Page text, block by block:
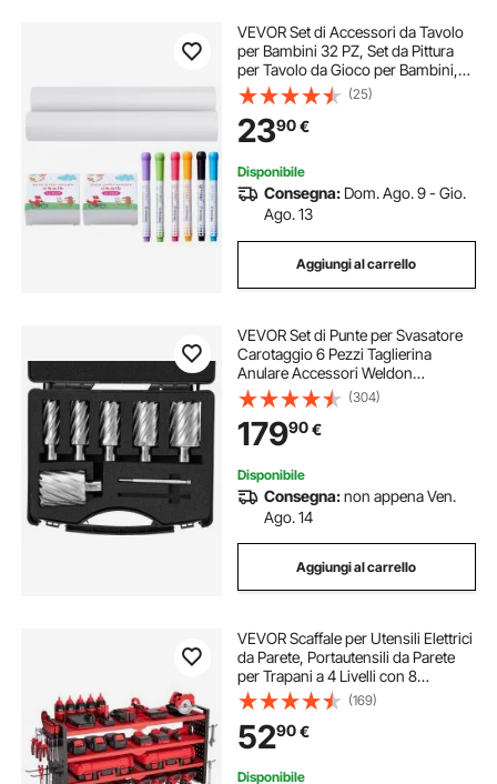
VEVOR Set di Accessori da Tavolo
per Bambini 32 PZ, Set da Pittura
per Tavolo da Gioco per Bambini,
Inclusi Gessetti, Pennarelli
Cancellabili a Secco, Rotoli di Carta,
Accessori da Pittura per Bambini
(25)
2390€
Disponibile
Consegna: Dom. Ago. 9 - Gio.
Ago. 13
Aggiungi al carrello
VEVOR Set di Punte per Svasatore
Carotaggio 6 Pezzi Taglierina
Anulare Accessori Weldon
Diametro 25-50,8 mm Profondità di
Foratura 50,8 mm in HSS, Set 6
Punte per Trapano in Acciaio ad Alta
Velocità
(304)
17990€
Disponibile
Consegna:non appena Ven.
Ago. 14
Aggiungi al carrello
VEVOR Scaffale per Utensili Elettrici
da Parete, Portautensili da Parete
per Trapani a 4 Livelli con 8
Supporti per Trapano, Portaoggetti
con Pannelli Forati Laterali, per
Utensili da Garage Officina
(169)
5290€
Disponibile